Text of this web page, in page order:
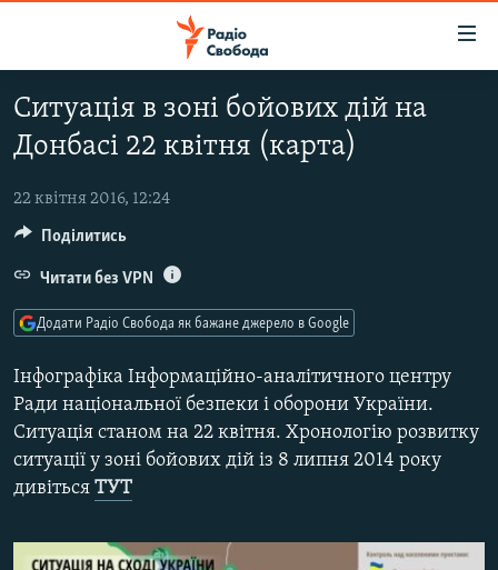
до
основного
Перейти
до
навігації
Перейти
до
пошуку
РАДІО СВОБОДА – 70 РОКІВ
ВСЕ ЗА ДОБУ
СТАТТІ
ПОЛІТИКА
ЕКОНОМІКА
СУСПІЛЬСТВО
СПОРТ
УКРАЇНА
СВІТ
ВІЙНА
РОСІЙСЬКА «ФІЛЬТРАЦІЯ»
ДОНБАС.РЕАЛІЇ
ТИ ЯК?
СХЕМИ
КИТАЙ.ВИКЛИКИ
ФОТО
Ситуація в зоні бойових дій на
Донбасі 22 квітня (карта)
22 квітня 2016, 12:24
Інфографіка Інформаційно-аналітичного центру
Ради національної безпеки і оборони України.
Ситуація станом на 22 квітня. Хронологію розвитку
ситуації у зоні бойових дій із 8 липня 2014 року
дивіться ТУТ
Поділитись
Читати без VPN
Додати Радіо Свобода як бажане джерело в Google